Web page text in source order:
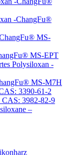
-ChangFu®
MS-
MS-EPT
Polysiloxan -
MS-M7H
3390-61-2
CAS: 3982-82-9
–